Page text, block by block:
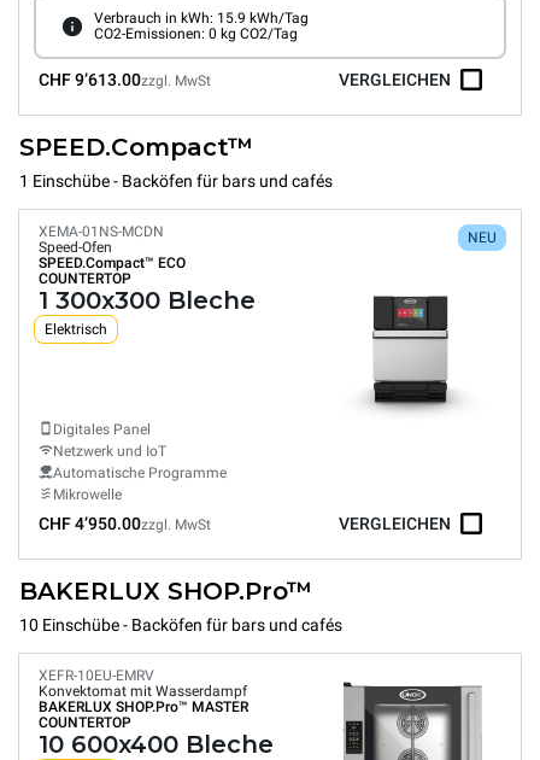
Verbrauch in kWh: 15.9 kWh/Tag
CO2-Emissionen: 0 kg CO2/Tag
CHF 9’613.00zzgl. MwSt VERGLEICHEN
SPEED.Compact™
1 Einschübe - Backöfen für bars und cafés
NEU
XEMA-01NS-MCDN
Speed-Ofen
SPEED.Compact™ ECO
COUNTERTOP
1 300x300 Bleche
Elektrisch
Digitales Panel
Netzwerk und IoT
Automatische Programme
Mikrowelle
CHF 4’950.00zzgl. MwSt VERGLEICHEN
BAKERLUX SHOP.Pro™
10 Einschübe - Backöfen für bars und cafés
XEFR-10EU-EMRV
Konvektomat mit Wasserdampf
BAKERLUX SHOP.Pro™ MASTER
COUNTERTOP
10 600x400 Bleche